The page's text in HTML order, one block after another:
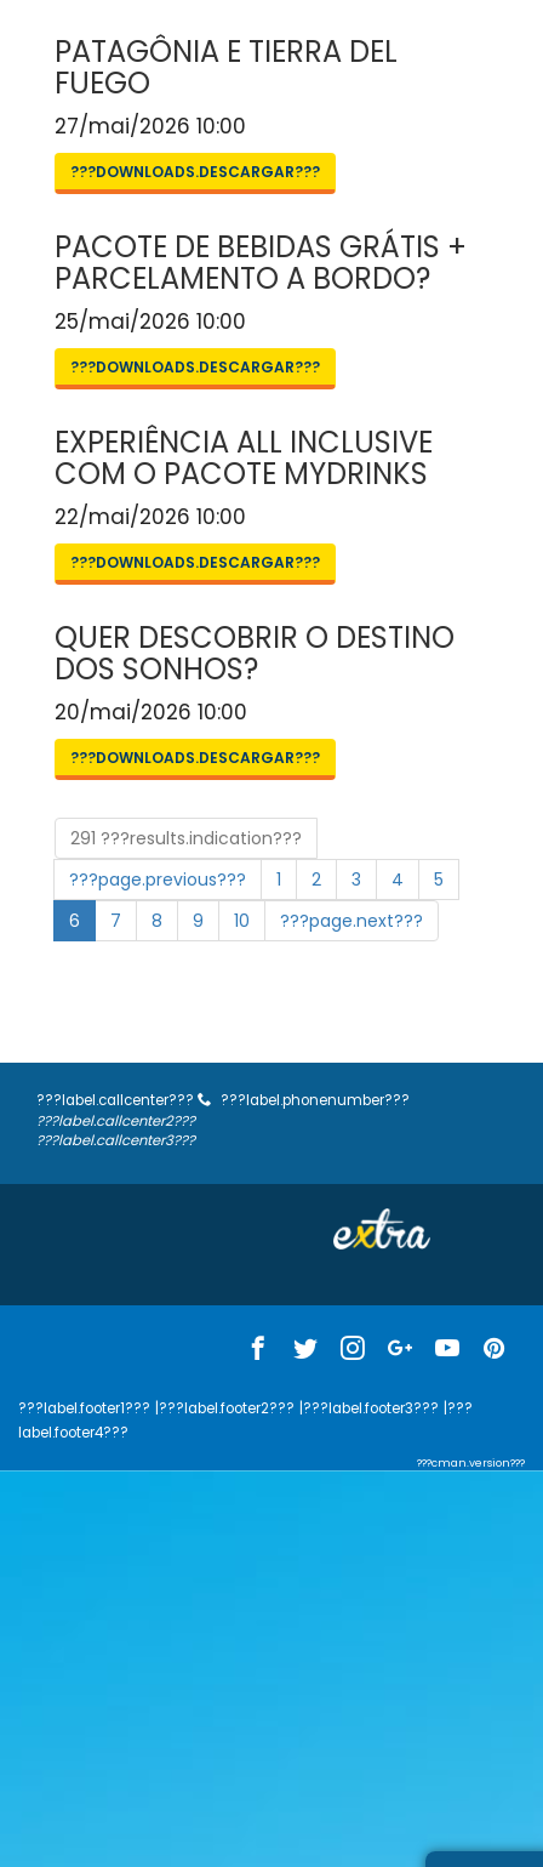
PATAGÔNIA E TIERRA DEL
FUEGO
27/mai/2026 10:00
???DOWNLOADS.DESCARGAR???
PACOTE DE BEBIDAS GRÁTIS +
PARCELAMENTO A BORDO?
25/mai/2026 10:00
???DOWNLOADS.DESCARGAR???
EXPERIÊNCIA ALL INCLUSIVE
COM O PACOTE MYDRINKS
22/mai/2026 10:00
???DOWNLOADS.DESCARGAR???
QUER DESCOBRIR O DESTINO
DOS SONHOS?
20/mai/2026 10:00
???DOWNLOADS.DESCARGAR???
291 ???results.indication???
???page.previous???
1 2 3 4
5
6
7 8 9 10 ???page.next???
???label.callcenter???
???label.phonenumber???
???label.callcenter2???
???label.callcenter3???
???label.footer1??? |???label.footer2??? |???label.footer3??? |???
label.footer4???
???cman.version???